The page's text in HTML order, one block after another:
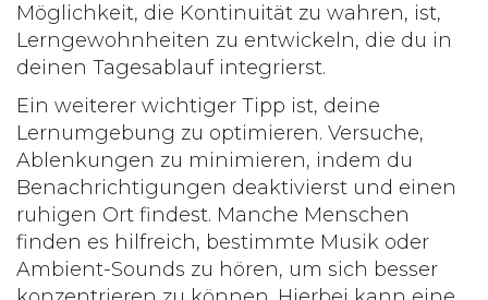
Möglichkeit, die Kontinuität zu wahren, ist,
Lerngewohnheiten zu entwickeln, die du in
deinen Tagesablauf integrierst.
Ein weiterer wichtiger Tipp ist, deine
Lernumgebung zu optimieren. Versuche,
Ablenkungen zu minimieren, indem du
Benachrichtigungen deaktivierst und einen
ruhigen Ort findest. Manche Menschen
finden es hilfreich, bestimmte Musik oder
Ambient-Sounds zu hören, um sich besser